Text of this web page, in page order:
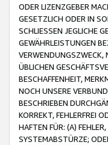
ODER LIZENZGEBER
GESETZLICH ODER IN
SCHLIESSEN JEGLICHE
GEWÄHRLEISTUNGEN
VERWENDUNGSZWECK,
ÜBLICHEN
BESCHAFFENHEIT,
NOCH UNSERE
BESCHRIEBEN
KORREKT, FEHLERFREI
HAFTEN FÜR: (A)
SYSTEMABSTÜRZE;